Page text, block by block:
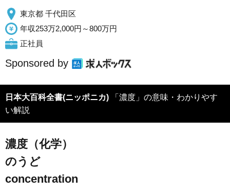
東京都 千代田区
年収253万2,000円～800万円
正社員
Sponsored by
日本大百科全書(ニッポニカ)
い解説
濃度（化学）
のうど
concentration